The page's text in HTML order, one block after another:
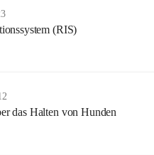
(RIS)
das Halten von Hunden